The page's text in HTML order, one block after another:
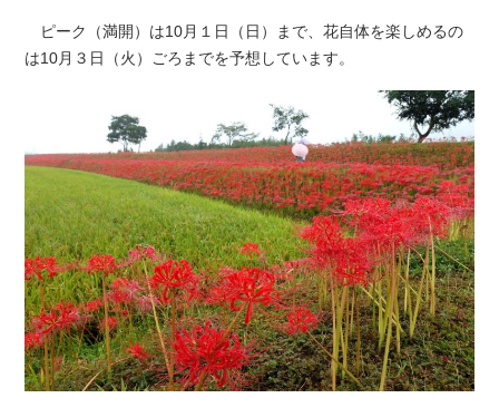
ピーク（満開）は10月１日（日）まで、花自体を楽しめるの
は10月３日（火）ごろまでを予想しています。